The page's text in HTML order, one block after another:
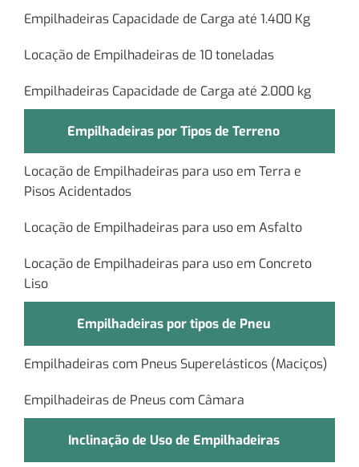
Empilhadeiras Capacidade de Carga até 1.400 Kg
Locação de Empilhadeiras de 10 toneladas
Empilhadeiras Capacidade de Carga até 2.000 kg
Empilhadeiras por Tipos de Terreno
Locação de Empilhadeiras para uso em Terra e
Pisos Acidentados
Locação de Empilhadeiras para uso em Asfalto
Locação de Empilhadeiras para uso em Concreto
Liso
Empilhadeiras por tipos de Pneu
Empilhadeiras com Pneus Superelásticos (Maciços)
Empilhadeiras de Pneus com Câmara
Inclinação de Uso de Empilhadeiras